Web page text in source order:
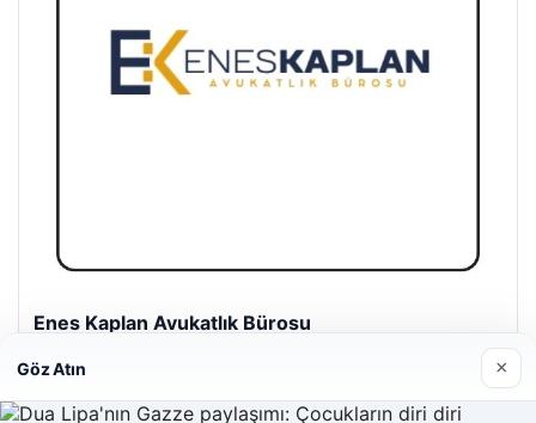
Enes Kaplan Avukatlık Bürosu
Göz Atın ×